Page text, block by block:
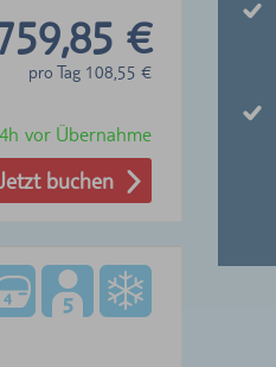
€
pro Tag 108,55 €
vor Übernahme
buchen